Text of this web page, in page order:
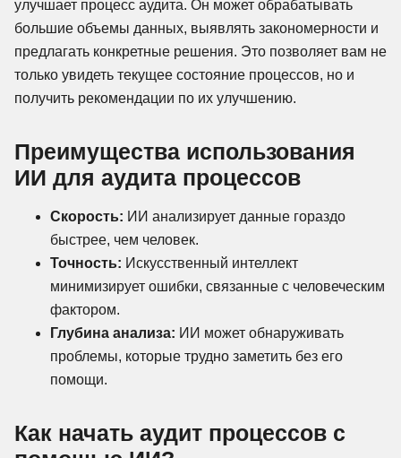
улучшает процесс аудита. Он может обрабатывать
большие объемы данных, выявлять закономерности и
предлагать конкретные решения. Это позволяет вам не
только увидеть текущее состояние процессов, но и
получить рекомендации по их улучшению.
Преимущества использования
ИИ для аудита процессов
Скорость: ИИ анализирует данные гораздо
быстрее, чем человек.
Точность: Искусственный интеллект
минимизирует ошибки, связанные с человеческим
фактором.
Глубина анализа: ИИ может обнаруживать
проблемы, которые трудно заметить без его
помощи.
Как начать аудит процессов с